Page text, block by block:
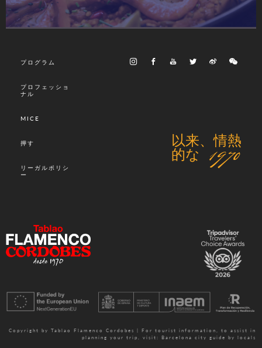
プログラム
プロフェッショ
ナル
MICE
押す
リーガルポリシ
ー
以来、情熱
的な 1970
Copyright by Tablao Flamenco Cordobes | For tourist information, to assist in
planning your trip, visit: Barcelona city guide by locals